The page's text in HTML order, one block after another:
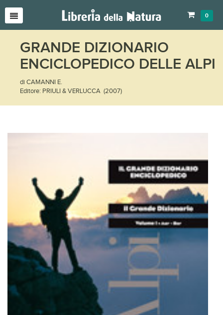
0
GRANDE DIZIONARIO
ENCICLOPEDICO DELLE ALPI
di CAMANNI E.
Editore: PRIULI & VERLUCCA (2007)